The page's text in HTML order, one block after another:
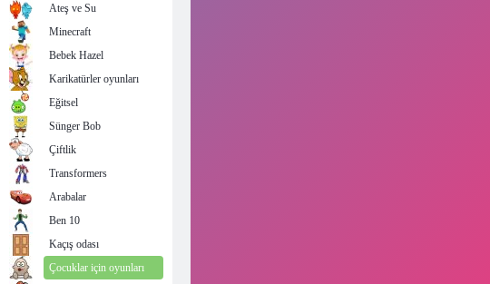
Ateş ve Su
Minecraft
Bebek Hazel
Karikatürler oyunları
Eğitsel
Sünger Bob
Çiftlik
Transformers
Arabalar
Ben 10
Kaçış odası
Çocuklar için oyunları